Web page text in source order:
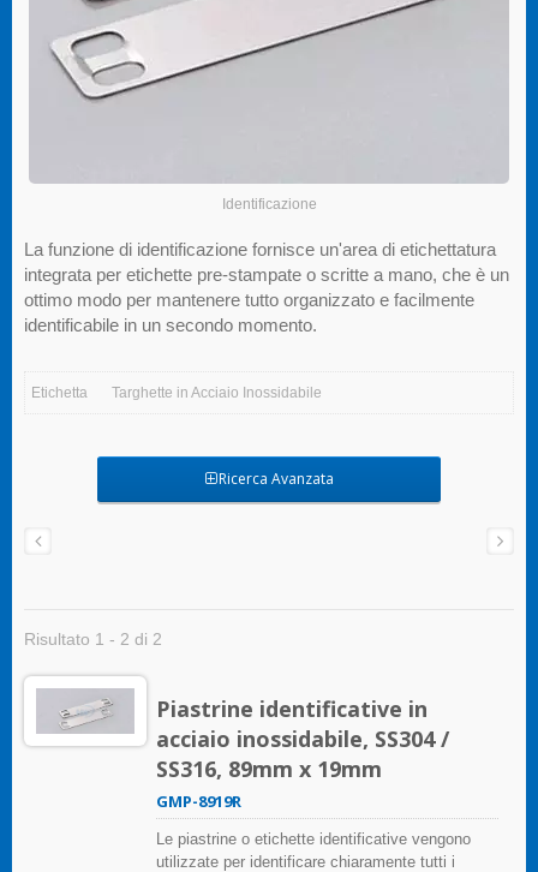
Identificazione
La funzione di identificazione fornisce un'area di etichettatura
integrata per etichette pre-stampate o scritte a mano, che è un
ottimo modo per mantenere tutto organizzato e facilmente
identificabile in un secondo momento.
Etichetta Targhette in Acciaio Inossidabile
Ricerca Avanzata
Risultato 1 - 2 di 2
Piastrine identificative in
acciaio inossidabile, SS304 /
SS316, 89mm x 19mm
GMP-8919R
Le piastrine o etichette identificative vengono
utilizzate per identificare chiaramente tutti i